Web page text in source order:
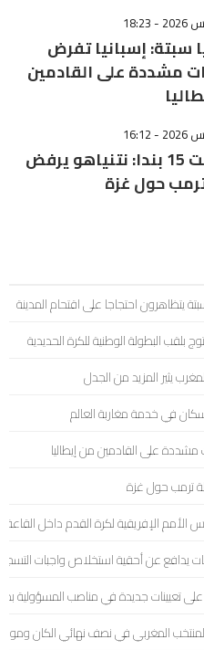
سبتة: إسبانيا تفرض
مشددة على القادمين
تضمنت 15 بندا: نتنياهو يرفض
حول غزة
احتجاجا على اقتحام المدينة
البطولة الوطنية للكرة الحديدية
يثير المزيد من الجدل
في خدمة مغاربة العالم
مشددة على القادمين من إيطاليا
الأمم الإفريقية لكرة القدم داخل القاعة
يدافع عن أحقية استخلاص واجبات التسجيل
تعيينات جديدة في مناصب المسؤولية
المغربي في نصف نهائي الكان